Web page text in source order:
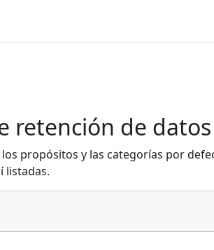
retención de datos
propósitos y las categorías por
listadas.